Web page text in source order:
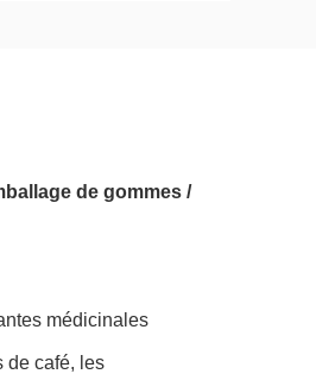
de gommes /
médicinales
de café, les